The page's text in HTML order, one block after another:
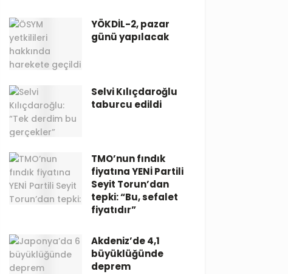
YÖKDİL-2, pazar
günü yapılacak
Selvi Kılıçdaroğlu
taburcu edildi
TMO’nun fındık
fiyatına YENİ Partili
Seyit Torun’dan
tepki: “Bu, sefalet
fiyatıdır”
Akdeniz’de 4,1
büyüklüğünde
deprem